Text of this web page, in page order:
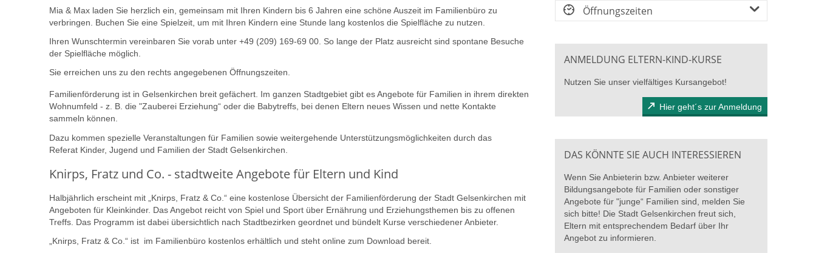
Mia & Max laden Sie herzlich ein, gemeinsam mit Ihren Kindern bis 6 Jahren eine schöne Auszeit im Familienbüro zu
verbringen. Buchen Sie eine Spielzeit, um mit Ihren Kindern eine Stunde lang kostenlos die Spielfläche zu nutzen.
Ihren Wunschtermin vereinbaren Sie vorab unter +49 (209) 169-69 00. So lange der Platz ausreicht sind spontane Besuche
der Spielfläche möglich.
Sie erreichen uns zu den rechts angegebenen Öffnungszeiten.
Familienförderung ist in Gelsenkirchen breit gefächert. Im ganzen Stadtgebiet gibt es Angebote für Familien in ihrem direkten
Wohnumfeld - z. B. die "Zauberei Erziehung“ oder die Babytreffs, bei denen Eltern neues Wissen und nette Kontakte
sammeln können.
Dazu kommen spezielle Veranstaltungen für Familien sowie weitergehende Unterstützungsmöglichkeiten durch das
Referat Kinder, Jugend und Familien der Stadt Gelsenkirchen.
Knirps, Fratz und Co. - stadtweite Angebote für Eltern und Kind
Halbjährlich erscheint mit „Knirps, Fratz & Co.“ eine kostenlose Übersicht der Familienförderung der Stadt Gelsenkirchen mit
Angeboten für Kleinkinder. Das Angebot reicht von Spiel und Sport über Ernährung und Erziehungsthemen bis zu offenen
Treffs. Das Programm ist dabei übersichtlich nach Stadtbezirken geordnet und bündelt Kurse verschiedener Anbieter.
„Knirps, Fratz & Co.“ ist im Familienbüro kostenlos erhältlich und steht online zum Download bereit.
Öffnungszeiten
ANMELDUNG ELTERN-KIND-KURSE
Nutzen Sie unser vielfältiges Kursangebot!
Hier geht´s zur Anmeldung
DAS KÖNNTE SIE AUCH INTERESSIEREN
Wenn Sie Anbieterin bzw. Anbieter weiterer
Bildungsangebote für Familien oder sonstiger
Angebote für "junge“ Familien sind, melden Sie
sich bitte! Die Stadt Gelsenkirchen freut sich,
Eltern mit entsprechendem Bedarf über Ihr
Angebot zu informieren.